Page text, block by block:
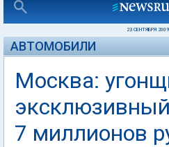
23 СЕНТЯБРЯ 2009
АВТОМОБИЛИ
Москва:
7 миллионов